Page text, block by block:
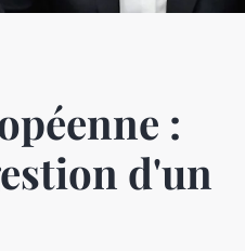
:
d'un